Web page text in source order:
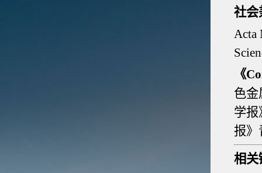
社会
Acta
《
色金
学报
报》
相关